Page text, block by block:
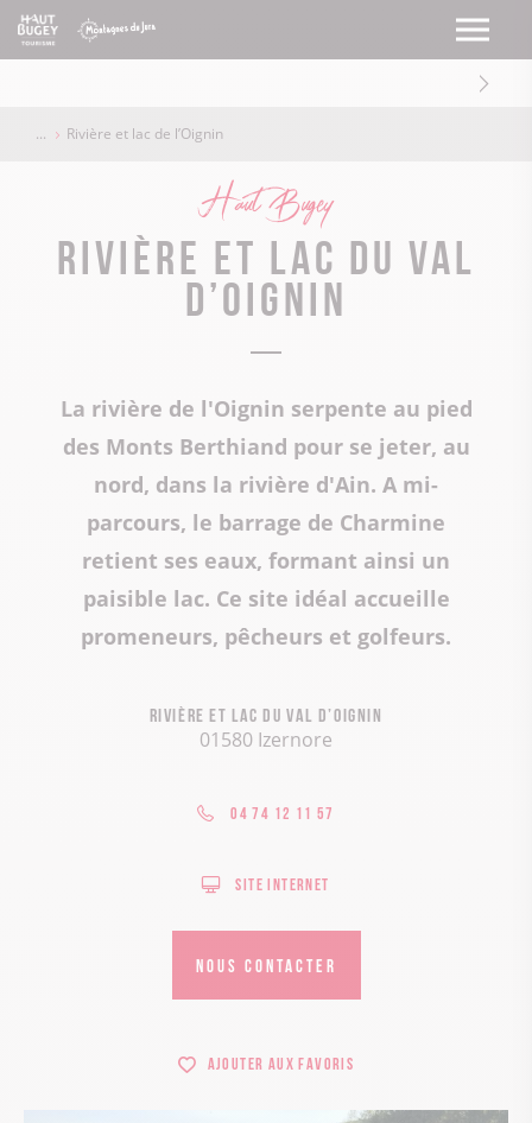
Rivière et lac de l’Oignin
Haut Bugey
Rivière et lac du Val
d’Oignin
La rivière de l'Oignin serpente au pied
des Monts Berthiand pour se jeter, au
nord, dans la rivière d'Ain. A mi-
parcours, le barrage de Charmine
retient ses eaux, formant ainsi un
paisible lac. Ce site idéal accueille
promeneurs, pêcheurs et golfeurs.
Rivière et lac du Val d’Oignin
01580 Izernore
04 74 12 11 57
Site internet
NOUS CONTACTER
Ajouter aux favoris